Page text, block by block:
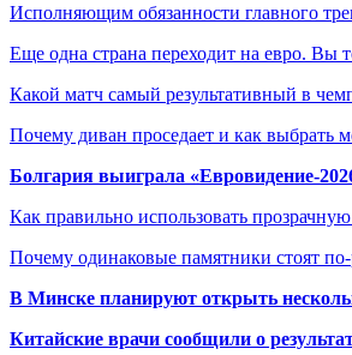
Исполняющим обязанности главного
Еще одна страна переходит на евро. Вы
Какой матч самый результативный в
Почему диван проседает и как выбрать
Болгария выиграла «Евровидение-
Как правильно использовать
Почему одинаковые памятники стоят
В Минске планируют открыть
Китайские врачи сообщили о